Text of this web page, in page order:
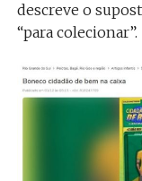
descreve o
“para colecionar”.